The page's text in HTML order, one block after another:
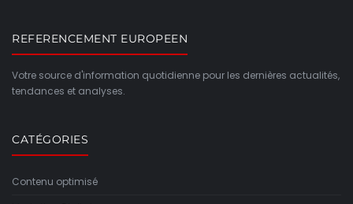
REFERENCEMENT EUROPEEN
Votre source d'information quotidienne pour les dernières actualités,
tendances et analyses.
CATÉGORIES
Contenu optimisé